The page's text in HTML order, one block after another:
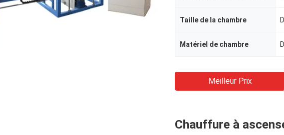
Taille de la chambre
Matériel de chambre
Meilleur Prix
Chauffure à